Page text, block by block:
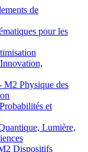
de
pour les
Physique des
et
Lumière,
Dispositifs